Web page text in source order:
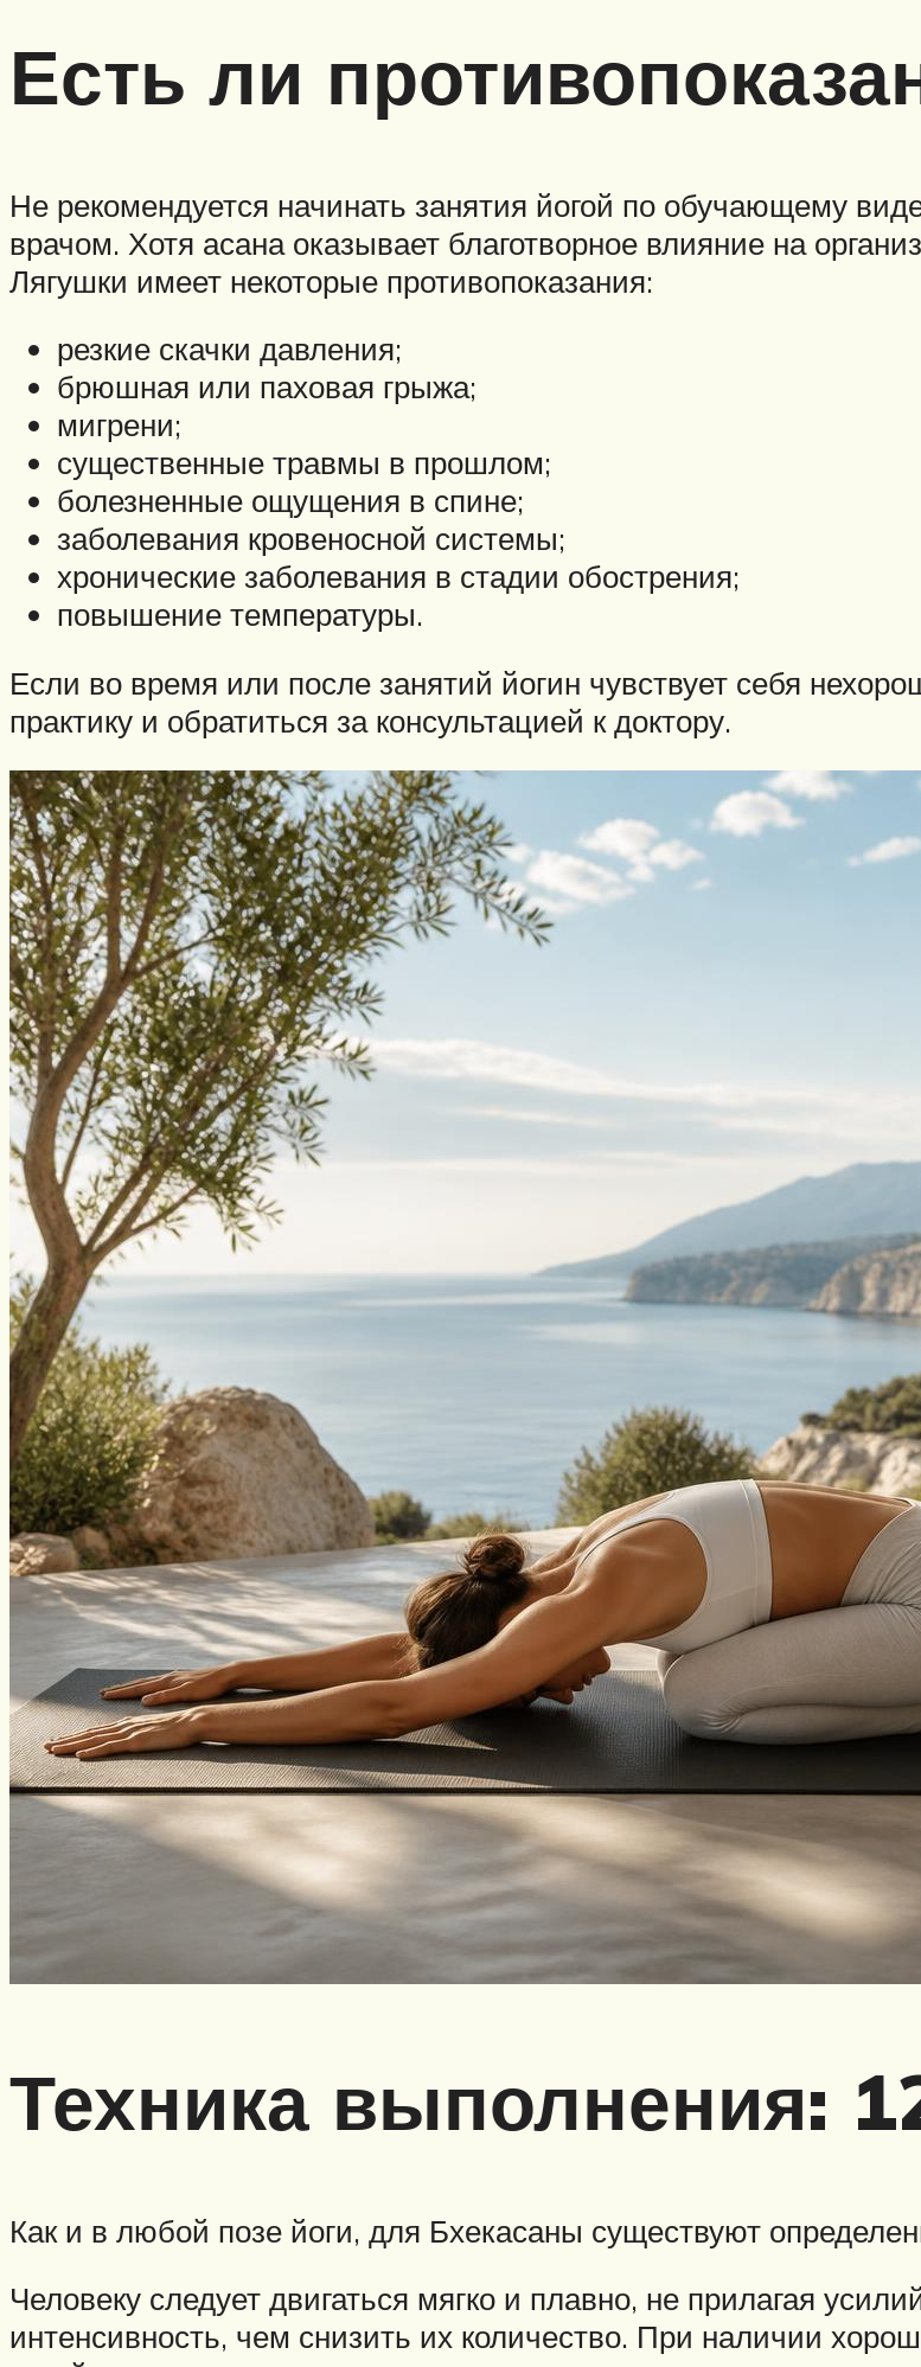
Есть ли
Не рекомендуется начинать занятия йогой по обучающему
врачом. Хотя асана оказывает благотворное влияние на
Лягушки имеет некоторые противопоказания:
резкие скачки давления;
брюшная или паховая грыжа;
мигрени;
существенные травмы в прошлом;
болезненные ощущения в спине;
заболевания кровеносной системы;
хронические заболевания в стадии обострения;
повышение температуры.
Если во время или после занятий йогин чувствует себя
практику и обратиться за консультацией к доктору.
Техника выполнения:
Как и в любой позе йоги, для Бхекасаны существуют
Человеку следует двигаться мягко и плавно, не прилагая
интенсивность, чем снизить их количество. При наличии